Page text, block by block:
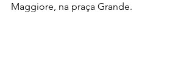
Maggiore, na praça Grande.